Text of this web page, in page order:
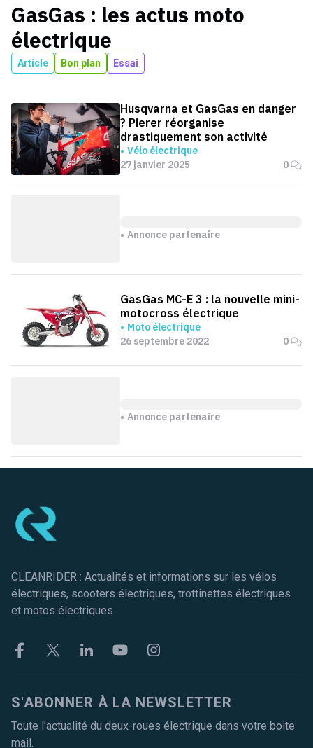
GasGas : les actus moto
électrique
Article Bon plan Essai
Husqvarna et GasGas en danger
? Pierer réorganise
drastiquement son activité
Vélo électrique
27 janvier 2025
0
Annonce partenaire
GasGas MC-E 3 : la nouvelle mini-
motocross électrique
Moto électrique
26 septembre 2022
0
Annonce partenaire
CLEANRIDER : Actualités et informations sur les vélos
électriques, scooters électriques, trottinettes électriques
et motos électriques
FacebookTwitter LinkekinYoutubeInstagram
S'ABONNER À LA NEWSLETTER
Toute l'actualité du deux-roues électrique dans votre boite
mail.